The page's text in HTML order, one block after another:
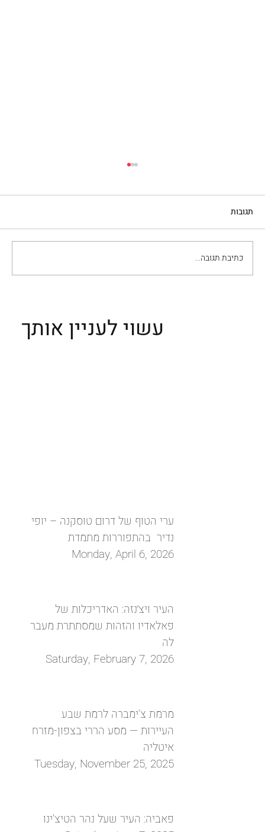
תגובות
כתיבת תגובה...
ערי הטוף של דרום טוסקנה – יופי
נדיר בהתפוררות מתמדת
Monday, April 6, 2026
העיר ויצ׳נזה: האדריכלות של
פאלאדיו והזהות שמסתתרת מעבר
לה
Saturday, February 7, 2026
מרמת צ’ימברה לרמת שבע
העיירות — מסע הררי בצפון-מזרח
איטליה
Tuesday, November 25, 2025
פאביה: העיר שעל נהר הטיצ'ינו
עשוי לעניין אותך